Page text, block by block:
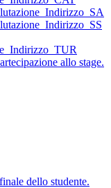
allo stage.
dello studente.